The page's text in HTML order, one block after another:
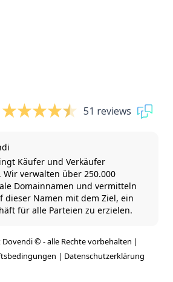
51 reviews
Käufer und Verkäufer
Wir verwalten über 250.000
Domainnamen und vermitteln
dieser Namen mit dem Ziel, ein
für alle Parteien zu erzielen.
© - alle Rechte vorbehalten |
| Datenschutzerklärung